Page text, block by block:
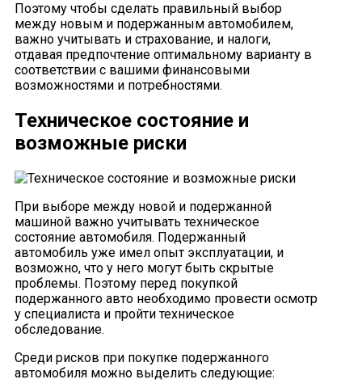
Поэтому чтобы сделать правильный выбор
между новым и подержанным автомобилем,
важно учитывать и страхование, и налоги,
отдавая предпочтение оптимальному варианту в
соответствии с вашими финансовыми
возможностями и потребностями.
Техническое состояние и
возможные риски
При выборе между новой и подержанной
машиной важно учитывать техническое
состояние автомобиля. Подержанный
автомобиль уже имел опыт эксплуатации, и
возможно, что у него могут быть скрытые
проблемы. Поэтому перед покупкой
подержанного авто необходимо провести осмотр
у специалиста и пройти техническое
обследование.
Среди рисков при покупке подержанного
автомобиля можно выделить следующие: